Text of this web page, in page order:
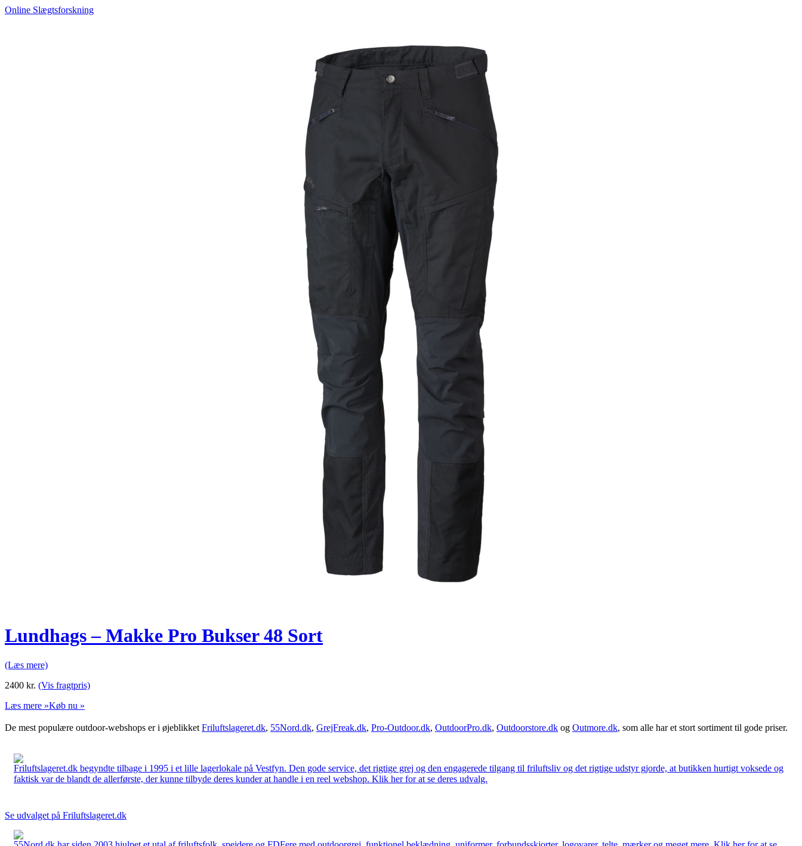
Online Slægtsforskning
Lundhags – Makke Pro Bukser 48 Sort
(Læs mere)
2400 kr. (Vis fragtpris)
Læs mere »Køb nu »
De mest populære outdoor-webshops er i øjeblikket Friluftslageret.dk, 55Nord.dk, GrejFreak.dk, Pro-Outdoor.dk, OutdoorPro.dk, Outdoorstore.dk og Outmore.dk, som alle har et stort sortiment til gode priser.
Friluftslageret.dk begyndte tilbage i 1995 i et lille lagerlokale på Vestfyn. Den gode service, det rigtige grej og den engagerede tilgang til friluftsliv og det rigtige udstyr gjorde, at butikken hurtigt voksede og
faktisk var de blandt de allerførste, der kunne tilbyde deres kunder at handle i en reel webshop. Klik her for at se deres udvalg.
Se udvalget på Friluftslageret.dk